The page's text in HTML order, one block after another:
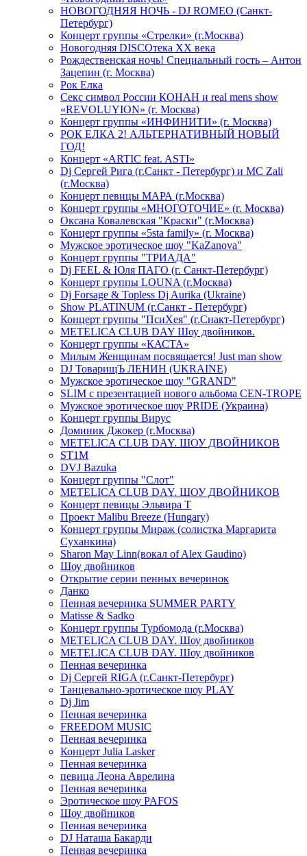
НОВОГОДНЯЯ НОЧЬ - DJ ROMEO (Санкт-
Петербург)
Концерт группы «Стрелки» (г.Москва)
Новогодняя DISCOтека ХХ века
Рождественская ночь! Специальный гость – Антон
Зацепин (г. Москва)
Рок Елка
Секс символ России КОНАН и real mens show
«REVOLUYION» (г. Москва)
Концерт группы «ИНФИНИТИ» (г. Москва)
РОК ЕЛКА 2! АЛЬТЕРНАТИВНЫЙ НОВЫЙ
ГОД!
Концерт «ARTIC feat. ASTI»
Dj Сергей Рига (г.Санкт - Петербург) и MC Zali
(г.Москва)
Концерт певицы МАРА (г.Москва)
Концерт группы «МНОГОТОЧИЕ» (г. Москва)
Оксана Ковалевская "Краски" (г.Москва)
Концерт группы «5sta family» (г. Москва)
Мужское эротическое шоу "KaZanova"
Концерт группы "ТРИАДА"
Dj FEEL & Юля ПАГО (г. Санкт-Петербург)
Концерт группы LOUNA (г.Москва)
Dj Forsage & Topless Dj Aurika (Ukraine)
Show PLATINUM (г.Санкт - Петербург)
Концерт группы "ПсиХея" (г.Снакт-Петербург)
METELICA CLUB DAY Шоу двойников.
Концерт группы «КАСТА»
Милым Женщинам посвящается! Just man show
DJ ТоварищЪ ЛЕНИН (UKRAINE)
Мужское эротическое шоу "GRAND"
SLIM с презентацией нового альбома CEN-TROPE
Мужское эротическое шоу PRIDE (Украина)
Концерт группы Вирус
Доминик Джокер (г.Москва)
METELICA CLUB DAY. ШОУ ДВОЙНИКОВ
ST1M
DVJ Bazuka
Концерт группы "Слот"
METELICA CLUB DAY. ШОУ ДВОЙНИКОВ
Концерт певицы Эльвира Т
Проект Malibu Breeze (Hungary)
Концерт группы Мираж (солистка Маргарита
Суханкина)
Sharon May Linn(вокал of Alex Gaudino)
Шоу двойников
Открытие серии пенных вечеринок
Данко
Пенная вечеринка SUMMER PARTY
Matisse & Sadko
Концерт группы Турбомода (г.Москва)
METELICA CLUB DAY. Шоу двойников
METELICA CLUB DAY. Шоу двойников
Пенная вечеринка
Dj Сергей RIGA (г.Санкт-Петербург)
Танцевально-эротическое шоу PLAY
Dj Jim
Пенная вечеринка
FREEDOM MUSIC
Пенная вечеринка
Концерт Julia Lasker
Пенная вечеринка
певица Леона Аврелина
Пенная вечеринка
Эротическое шоу PAFOS
Шоу двойников
Пенная вечеринка
DJ Наташа Бакарди
Пенная вечеринка